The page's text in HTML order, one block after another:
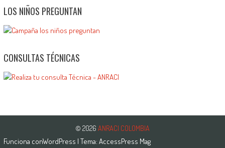
LOS NIÑOS PREGUNTAN
CONSULTAS TÉCNICAS
© 2026 ANRACI COLOMBIA
Funciona conWordPress | Tema: AccessPress Mag